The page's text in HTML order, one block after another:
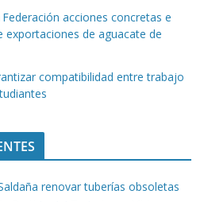
acciones concretas e
exportaciones de aguacate de
compatibilidad entre trabajo
renovar tuberías obsoletas